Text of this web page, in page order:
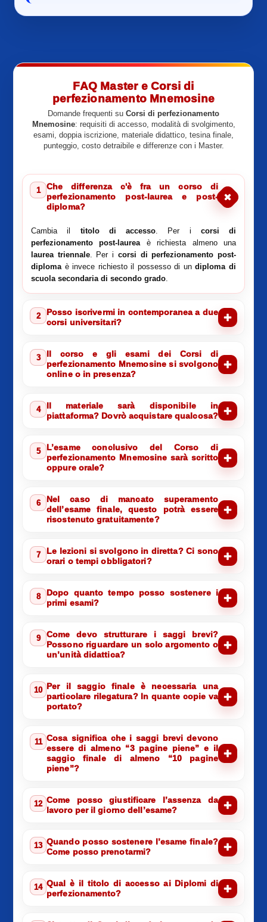
FAQ Master e Corsi di
perfezionamento Mnemosine
Domande frequenti su Corsi di perfezionamento
Mnemosine: requisiti di accesso, modalità di svolgimento,
esami, doppia iscrizione, materiale didattico, tesina finale,
punteggio, costo detraibile e differenze con i Master.
1
Che differenza c'è fra un corso di
perfezionamento post-laurea e post-
diploma?
Cambia il titolo di accesso. Per i corsi di
perfezionamento post-laureaè richiesta almeno una
laurea triennale. Per i corsi di perfezionamento post-
diplomaè invece richiesto il possesso di undiploma di
scuola secondaria di secondo grado.
2
Posso iscrivermi in contemporanea a due
corsi universitari?
3
Il corso e gli esami dei Corsi di
perfezionamento Mnemosine si svolgono
online o in presenza?
4
Il materiale sarà disponibile in
piattaforma? Dovrò acquistare qualcosa?
5
L’esame conclusivo del Corso di
perfezionamento Mnemosine sarà scritto
oppure orale?
6
Nel caso di mancato superamento
dell’esame finale, questo potrà essere
risostenuto gratuitamente?
7
Le lezioni si svolgono in diretta? Ci sono
orari o tempi obbligatori?
8
Dopo quanto tempo posso sostenere i
primi esami?
9
Come devo strutturare i saggi brevi?
Possono riguardare un solo argomento o
un’unità didattica?
10 Per il saggio finale è necessaria una
particolare rilegatura? In quante copie va
portato?
11 Cosa significa che i saggi brevi devono
essere di almeno “3 pagine piene” e il
saggio finale di almeno “10 pagine
piene”?
12 Come posso giustificare l’assenza da
lavoro per il giorno dell’esame?
13 Quando posso sostenere l’esame finale?
Come posso prenotarmi?
14 Qual è il titolo di accesso ai Diplomi di
perfezionamento?